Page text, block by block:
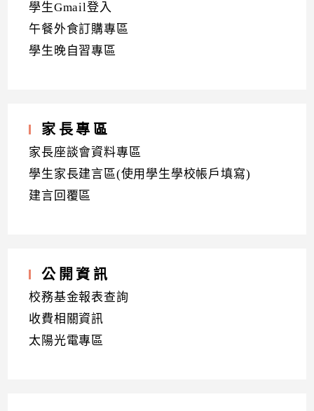
學生Gmail登入
午餐外食訂購專區
學生晚自習專區
家長專區
家長座談會資料專區
學生家長建言區(使用學生學校帳戶填寫)
建言回覆區
公開資訊
校務基金報表查詢
收費相關資訊
太陽光電專區